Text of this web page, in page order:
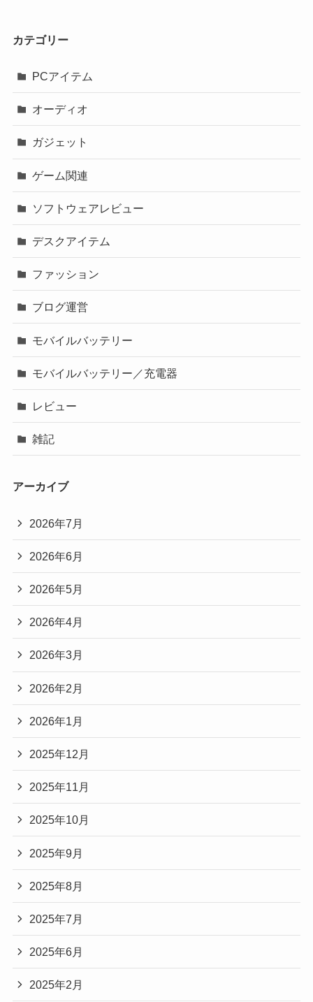
カテゴリー
PCアイテム
オーディオ
ガジェット
ゲーム関連
ソフトウェアレビュー
デスクアイテム
ファッション
ブログ運営
モバイルバッテリー
モバイルバッテリー／充電器
レビュー
雑記
アーカイブ
2026年7月
2026年6月
2026年5月
2026年4月
2026年3月
2026年2月
2026年1月
2025年12月
2025年11月
2025年10月
2025年9月
2025年8月
2025年7月
2025年6月
2025年2月